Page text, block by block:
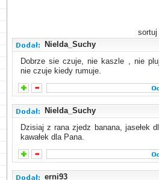
Nielda_Suchy
Dobrze sie czuje, nie kaszle , nie
nie czuje kiedy rumuje.
Nielda_Suchy
Dzisiaj z rana zjedz banana, jasełek
kawałek dla Pana.
erni93